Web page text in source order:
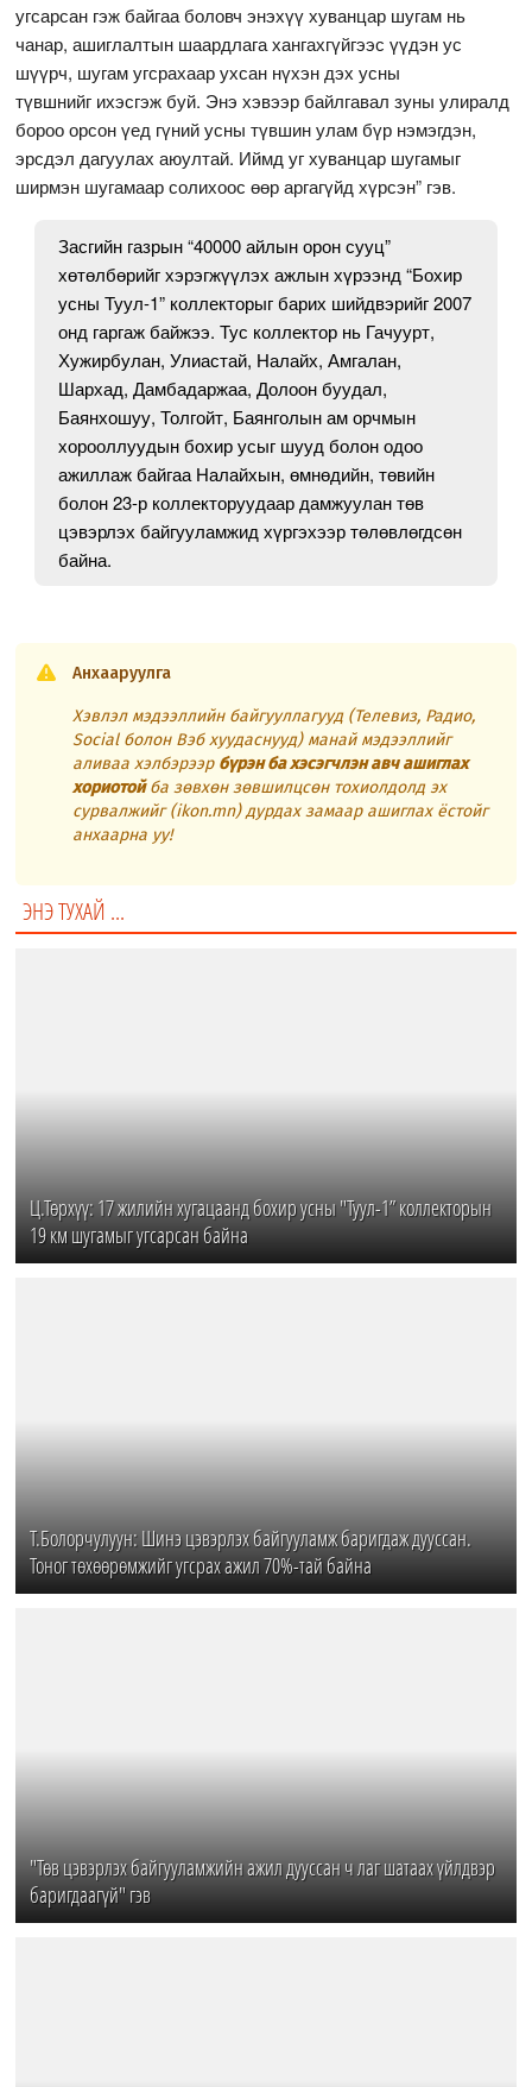
угсарсан гэж байгаа боловч энэхүү хуванцар шугам нь
чанар, ашиглалтын шаардлага хангахгүйгээс үүдэн ус
шүүрч, шугам угсрахаар ухсан нүхэн дэх усны
түвшнийг ихэсгэж буй. Энэ хэвээр байлгавал зуны улиралд
бороо орсон үед гүний усны түвшин улам бүр нэмэгдэн,
эрсдэл дагуулах аюултай. Иймд уг хуванцар шугамыг
ширмэн шугамаар солихоос өөр аргагүйд хүрсэн” гэв.
Засгийн газрын “40000 айлын орон сууц”
хөтөлбөрийг хэрэгжүүлэх ажлын хүрээнд “Бохир
усны Туул-1” коллекторыг барих шийдвэрийг 2007
онд гаргаж байжээ. Тус коллектор нь Гачуурт,
Хужирбулан, Улиастай, Налайх, Амгалан,
Шархад, Дамбадаржаа, Долоон буудал,
Баянхошуу, Толгойт, Баянголын ам орчмын
хорооллуудын бохир усыг шууд болон одоо
ажиллаж байгаа Налайхын, өмнөдийн, төвийн
болон 23-р коллекторуудаар дамжуулан төв
цэвэрлэх байгууламжид хүргэхээр төлөвлөгдсөн
байна.
Анхааруулга
Хэвлэл мэдээллийн байгууллагууд (Телевиз, Радио,
Social болон Вэб хуудаснууд) манай мэдээллийг
аливаа хэлбэрээр бүрэн ба хэсэгчлэн авч ашиглах
хориотойба зөвхөн зөвшилцсөн тохиолдолд эх
сурвалжийг (ikon.mn) дурдах замаар ашиглах ёстойг
анхаарна уу!
ЭНЭ ТУХАЙ ...
Ц.Төрхүү: 17 жилийн хугацаанд бохир усны "Туул-1” коллекторын
19 км шугамыг угсарсан байна
Т.Болорчулуун: Шинэ цэвэрлэх байгууламж баригдаж дууссан.
Тоног төхөөрөмжийг угсрах ажил 70%-тай байна
"Төв цэвэрлэх байгууламжийн ажил дууссан ч лаг шатаах үйлдвэр
баригдаагүй" гэв